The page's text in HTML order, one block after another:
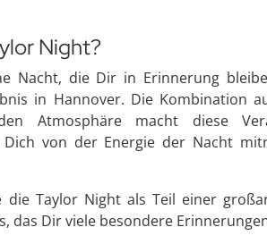
Night?
Nacht, die Dir in Erinnerung
in Hannover. Die Kombination
Atmosphäre macht diese
Dich von der Energie der Nacht
Taylor Night als Teil einer
das Dir viele besondere